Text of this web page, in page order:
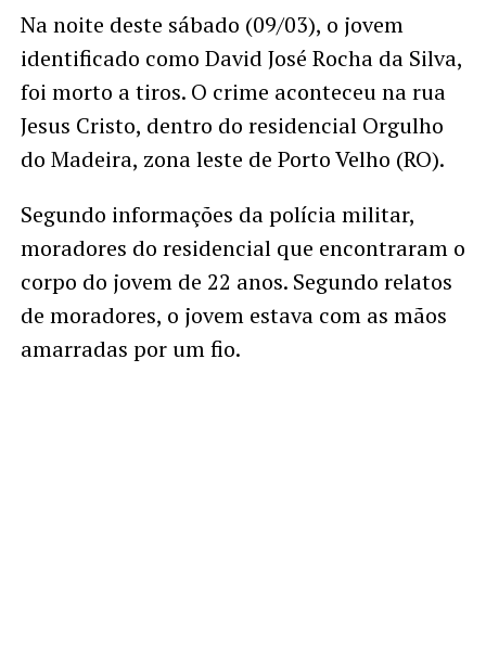
Na noite deste sábado (09/03), o jovem
identificado como David José Rocha da Silva,
foi morto a tiros. O crime aconteceu na rua
Jesus Cristo, dentro do residencial Orgulho
do Madeira, zona leste de Porto Velho (RO).
Segundo informações da polícia militar,
moradores do residencial que encontraram o
corpo do jovem de 22 anos. Segundo relatos
de moradores, o jovem estava com as mãos
amarradas por um fio.